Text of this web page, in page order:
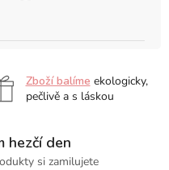
Zboží balíme ekologicky,
pečlivě a s láskou
hezčí den
si zamilujete